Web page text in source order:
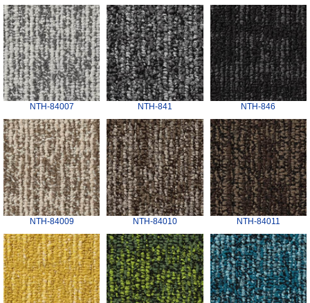
NTH-84007 NTH-841 NTH-846
NTH-84009 NTH-84010 NTH-84011